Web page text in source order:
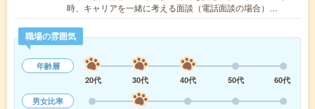
時、キャリアを一緒に考える面談（電話面談の場合）…
職場の雰囲気
年齢層
20代
30代 40代 50代
60代
男女比率